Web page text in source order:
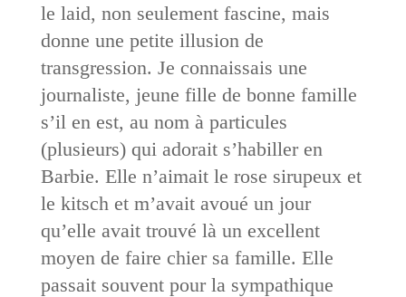
le laid, non seulement fascine, mais
donne une petite illusion de
transgression. Je connaissais une
journaliste, jeune fille de bonne famille
s’il en est, au nom à particules
(plusieurs) qui adorait s’habiller en
Barbie. Elle n’aimait le rose sirupeux et
le kitsch et m’avait avoué un jour
qu’elle avait trouvé là un excellent
moyen de faire chier sa famille. Elle
passait souvent pour la sympathique